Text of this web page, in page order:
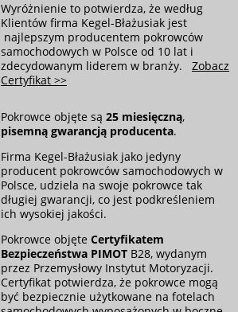
Wyróżnienie to potwierdza, że według
Klientów firma Kegel-Błażusiak jest
najlepszym producentem pokrowców
samochodowych w Polsce od 10 lat i
zdecydowanym liderem w branży. Zobacz
Certyfikat >>
Pokrowce objęte są 25 miesięczną,
pisemną gwarancją producenta.
Firma Kegel-Błażusiak jako jedyny
producent pokrowców samochodowych w
Polsce, udziela na swoje pokrowce tak
długiej gwarancji, co jest podkreśleniem
ich wysokiej jakości.
Pokrowce objęte Certyfikatem
Bezpieczeństwa PIMOT B28, wydanym
przez Przemysłowy Instytut Motoryzacji.
Certyfikat potwierdza, że pokrowce mogą
być bezpiecznie użytkowane na fotelach